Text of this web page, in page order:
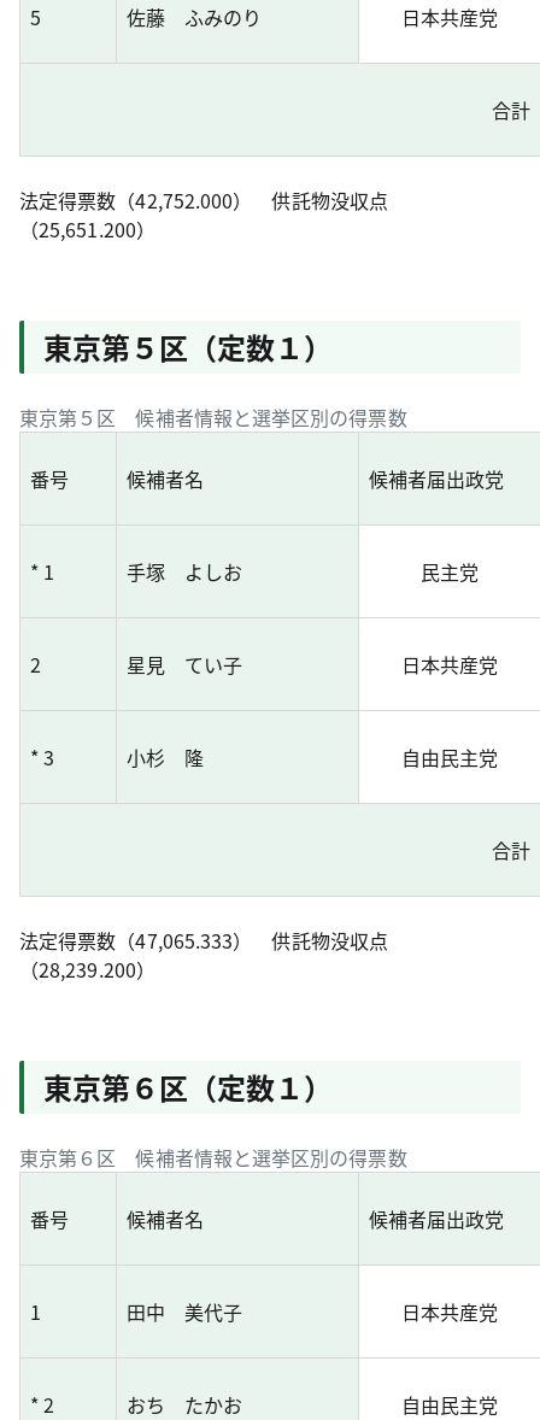
5 佐藤 ふみのり 日本共産党
合計
法定得票数（42,752.000） 供託物没収点
（25,651.200）
東京第５区（定数１）
東京第５区 候補者情報と選挙区別の得票数
番号 候補者名 候補者届出政党
* 1 手塚 よしお 民主党
2 星見 てい子 日本共産党
* 3 小杉 隆 自由民主党
合計
法定得票数（47,065.333） 供託物没収点
（28,239.200）
東京第６区（定数１）
東京第６区 候補者情報と選挙区別の得票数
番号 候補者名 候補者届出政党
1 田中 美代子 日本共産党
* 2 おち たかお 自由民主党